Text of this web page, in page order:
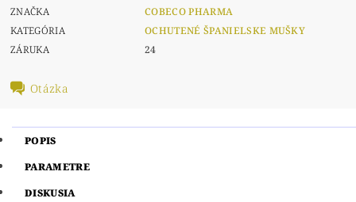
ZNAČKA
COBECO PHARMA
KATEGÓRIA
OCHUTENÉ ŠPANIELSKE MUŠKY
ZÁRUKA
24
Otázka
POPIS
PARAMETRE
DISKUSIA